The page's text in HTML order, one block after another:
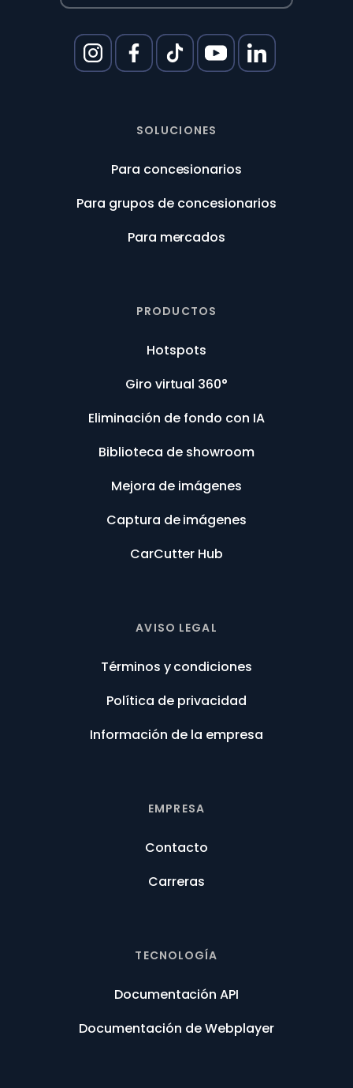
SOLUCIONES
Para concesionarios
Para grupos de concesionarios
Para mercados
PRODUCTOS
Hotspots
Giro virtual 360°
Eliminación de fondo con IA
Biblioteca de showroom
Mejora de imágenes
Captura de imágenes
CarCutter Hub
AVISO LEGAL
Términos y condiciones
Política de privacidad
Información de la empresa
EMPRESA
Contacto
Carreras
TECNOLOGÍA
Documentación API
Documentación de Webplayer